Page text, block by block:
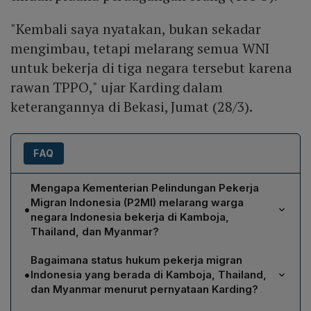
"Kembali saya nyatakan, bukan sekadar
mengimbau, tetapi melarang semua WNI
untuk bekerja di tiga negara tersebut karena
rawan TPPO," ujar Karding dalam
keterangannya di Bekasi, Jumat (28/3).
FAQ
•
Mengapa Kementerian Pelindungan Pekerja
Migran Indonesia (P2MI) melarang warga
negara Indonesia bekerja di Kamboja,
Thailand, dan Myanmar?
Menteri Abdul Kadir Karding menegaskan larangan
tersebut karena ketiga negara tersebut memiliki risiko
tinggi tindak pidana perdagangan orang (TPPO). Selain
itu, terdapat indikasi kuat kegiatan scamming dan judi
•
Bagaimana status hukum pekerja migran
Indonesia yang berada di Kamboja, Thailand,
dan Myanmar menurut pernyataan Karding?